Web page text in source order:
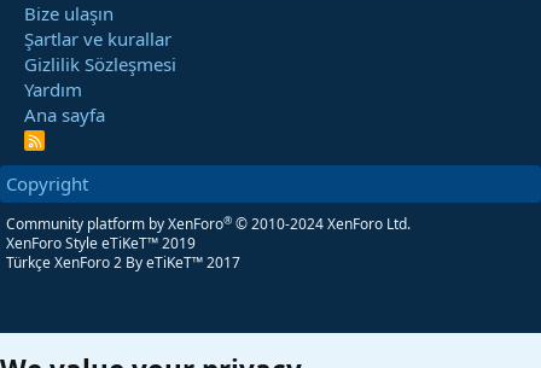
Bize ulaşın
Şartlar ve kurallar
Gizlilik Sözleşmesi
Yardım
Ana sayfa
R
S
Copyright
Community platform by XenForo® © 2010-2024 XenForo Ltd.
XenForo Style eTiKeT™ 2019
Türkçe XenForo 2 By eTiKeT™ 2017